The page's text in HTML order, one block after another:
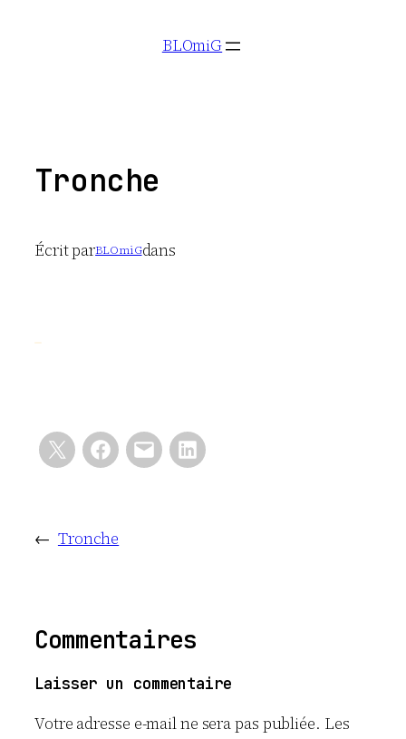
BLOmiG
Tronche
Écrit parBLOmiGdans
← Tronche
Commentaires
Laisser un commentaire
Votre adresse e-mail ne sera pas publiée. Les